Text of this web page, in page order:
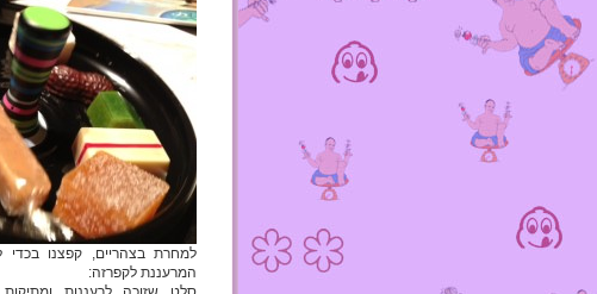
למחרת בצהריים, קפצנו
המרעננת לקפרזה: